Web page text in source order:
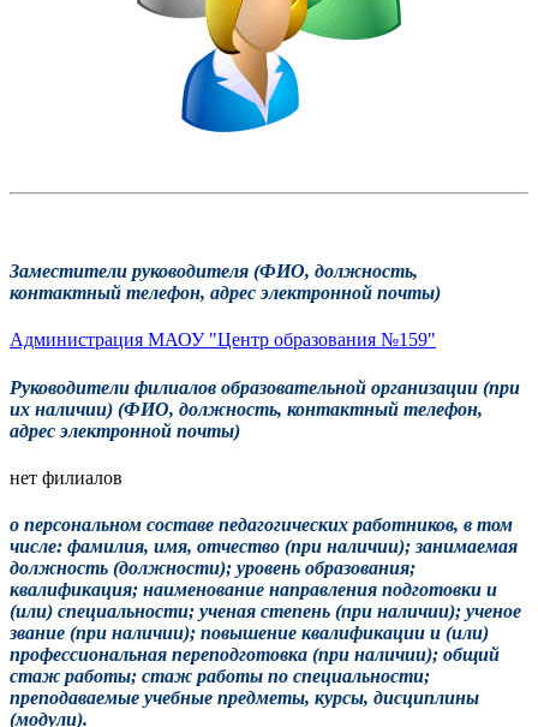
Заместители руководителя (ФИО, должность,
контактный телефон, адрес электронной почты)
Администрация МАОУ "Центр образования №159"
Руководители филиалов образовательной организации (при
их наличии) (ФИО, должность, контактный телефон,
адрес электронной почты)
нет филиалов
о персональном составе педагогических работников, в том
числе: фамилия, имя, отчество (при наличии); занимаемая
должность (должности); уровень образования;
квалификация; наименование направления подготовки и
(или) специальности; ученая степень (при наличии); ученое
звание (при наличии); повышение квалификации и (или)
профессиональная переподготовка (при наличии); общий
стаж работы; стаж работы по специальности;
преподаваемые учебные предметы, курсы, дисциплины
(модули).